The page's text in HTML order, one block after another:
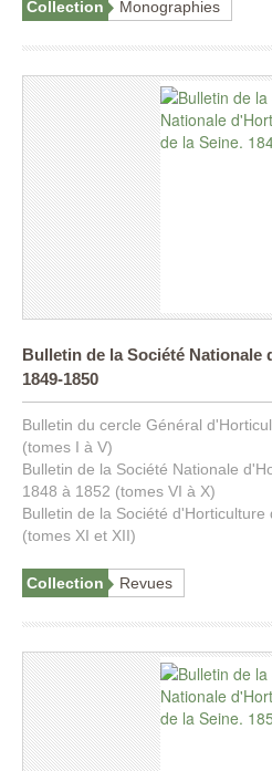
Collection Monographies
Bulletin de la Société Nationale
1849-1850
Bulletin du cercle Général
(tomes I à V)
Bulletin de la Société Nationale
1848 à 1852 (tomes VI à X)
Bulletin de la Société
(tomes XI et XII)
Collection Revues